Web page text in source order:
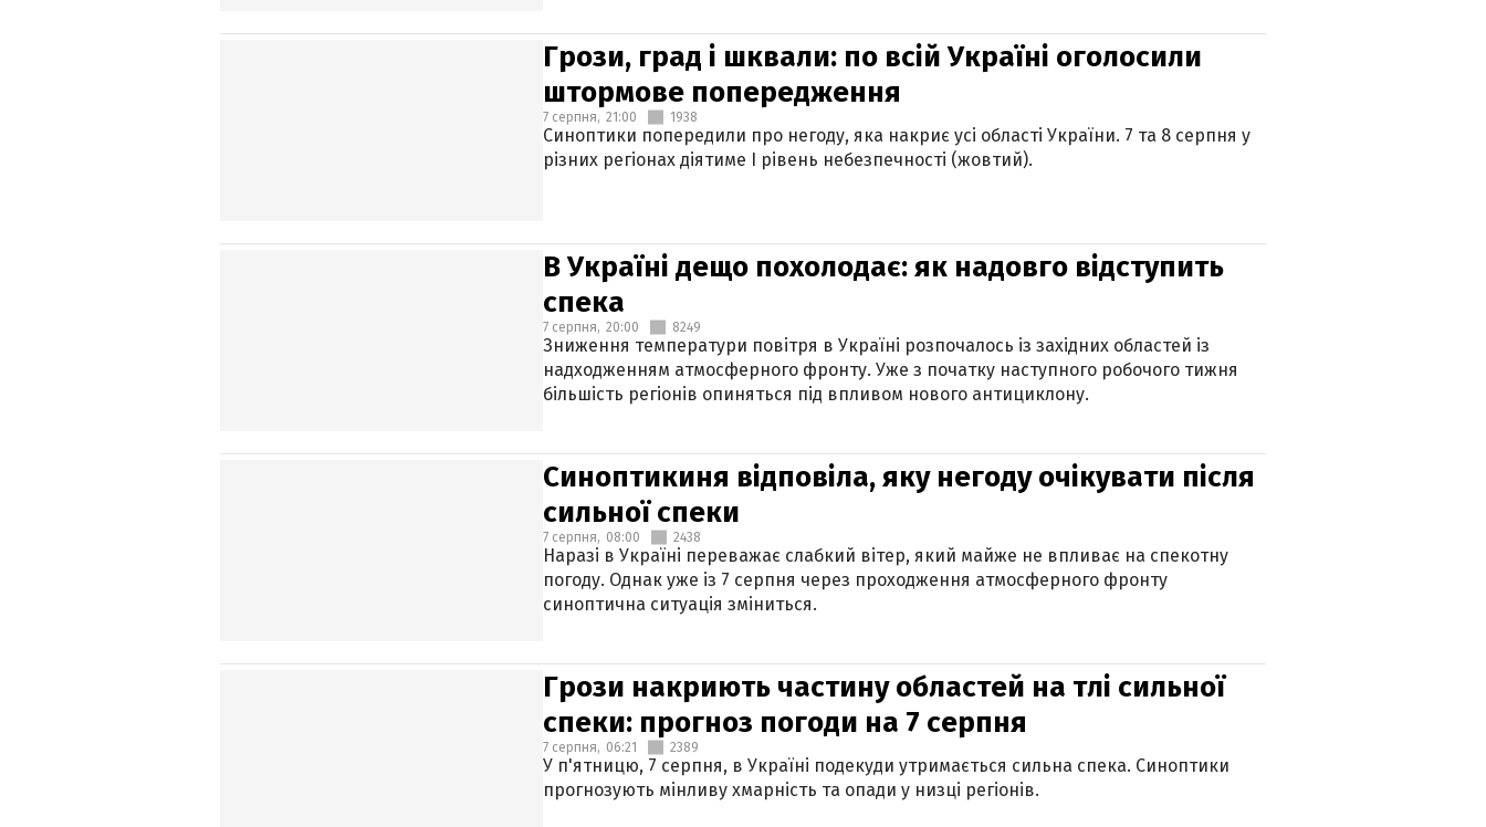
Грози, град і шквали: по всій Україні оголосили
штормове попередження
7 серпня, 21:00 1938
Синоптики попередили про негоду, яка накриє усі області України. 7 та 8 серпня у
різних регіонах діятиме І рівень небезпечності (жовтий).
В Україні дещо похолодає: як надовго відступить
спека
7 серпня, 20:00 8249
Зниження температури повітря в Україні розпочалось із західних областей із
надходженням атмосферного фронту. Уже з початку наступного робочого тижня
більшість регіонів опиняться під впливом нового антициклону.
Синоптикиня відповіла, яку негоду очікувати після
сильної спеки
7 серпня, 08:00 2438
Наразі в Україні переважає слабкий вітер, який майже не впливає на спекотну
погоду. Однак уже із 7 серпня через проходження атмосферного фронту
синоптична ситуація зміниться.
Грози накриють частину областей на тлі сильної
спеки: прогноз погоди на 7 серпня
7 серпня, 06:21 2389
У п'ятницю, 7 серпня, в Україні подекуди утримається сильна спека. Синоптики
прогнозують мінливу хмарність та опади у низці регіонів.